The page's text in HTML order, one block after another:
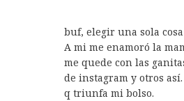
buf, elegir una sola
A mi me enamoró la
me quede con las
de instagram y otros
q triunfa mi bolso.